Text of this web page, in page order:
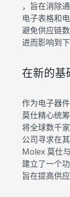
，旨在消除
电子表格和
避免供应链
进而影响到
在新的基
作为电子器
莫仕精心统
将全球数千
公司寻求在
Molex 莫仕
建立了一个
旨在提高供